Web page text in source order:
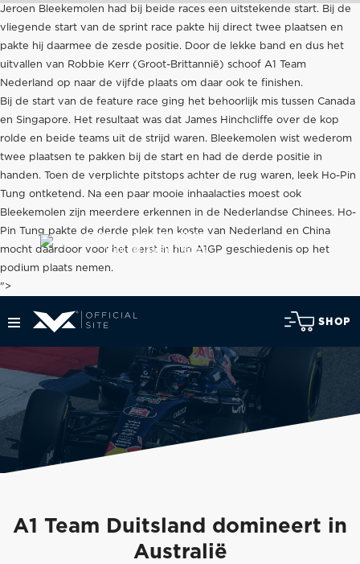
Jeroen Bleekemolen had bij beide races een uitstekende start. Bij de
vliegende start van de sprint race pakte hij direct twee plaatsen en
pakte hij daarmee de zesde positie. Door de lekke band en dus het
uitvallen van Robbie Kerr (Groot-Brittannië) schoof A1 Team
Nederland op naar de vijfde plaats om daar ook te finishen.
Bij de start van de feature race ging het behoorlijk mis tussen Canada
en Singapore. Het resultaat was dat James Hinchcliffe over de kop
rolde en beide teams uit de strijd waren. Bleekemolen wist wederom
twee plaatsen te pakken bij de start en had de derde positie in
handen. Toen de verplichte pitstops achter de rug waren, leek Ho-Pin
Tung ontketend. Na een paar mooie inhaalacties moest ook
Bleekemolen zijn meerdere erkennen in de Nederlandse Chinees. Ho-
Pin Tung pakte de derde plek ten koste van Nederland en China
mocht daardoor voor het eerst in hun A1GP geschiedenis op het
podium plaats nemen.
">
SHOP
SCROLL NAAR BENEDEN
voor het laatste nieuws
A1 Team Duitsland domineert in
Australië